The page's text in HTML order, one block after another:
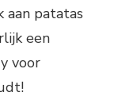
aan patatas
een
voor